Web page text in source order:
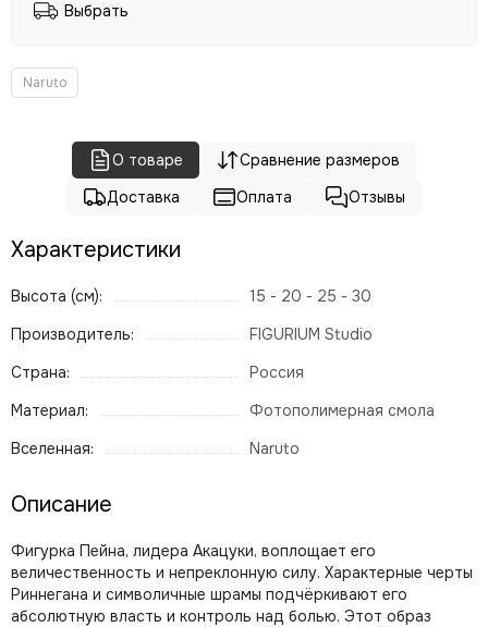
Выбрать
Naruto
О товаре
Сравнение размеров
Доставка
Оплата Отзывы
Характеристики
Высота (см):
15 - 20 - 25 - 30
Производитель:
FIGURIUM Studio
Страна:
Россия
Материал:
Фотополимерная смола
Вселенная:
Naruto
Описание
Фигурка Пейна, лидера Акацуки, воплощает его
величественность и непреклонную силу. Характерные черты
Риннегана и символичные шрамы подчёркивают его
абсолютную власть и контроль над болью. Этот образ